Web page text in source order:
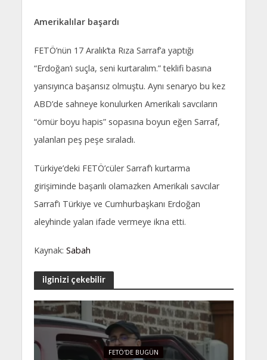
Amerikalılar başardı
FETÖ’nün 17 Aralık’ta Rıza Sarraf’a yaptığı
“Erdoğan’ı suçla, seni kurtaralım.” teklifi basına
yansıyınca başarısız olmuştu. Aynı senaryo bu kez
ABD’de sahneye konulurken Amerikalı savcıların
“ömür boyu hapis” sopasına boyun eğen Sarraf,
yalanları peş peşe sıraladı.
Türkiye’deki FETÖ’cüler Sarraf’ı kurtarma
girişiminde başarılı olamazken Amerikalı savcılar
Sarraf’ı Türkiye ve Cumhurbaşkanı Erdoğan
aleyhinde yalan ifade vermeye ikna etti.
Kaynak: Sabah
ilginizi çekebilir
FETÖ'DE BUGÜN